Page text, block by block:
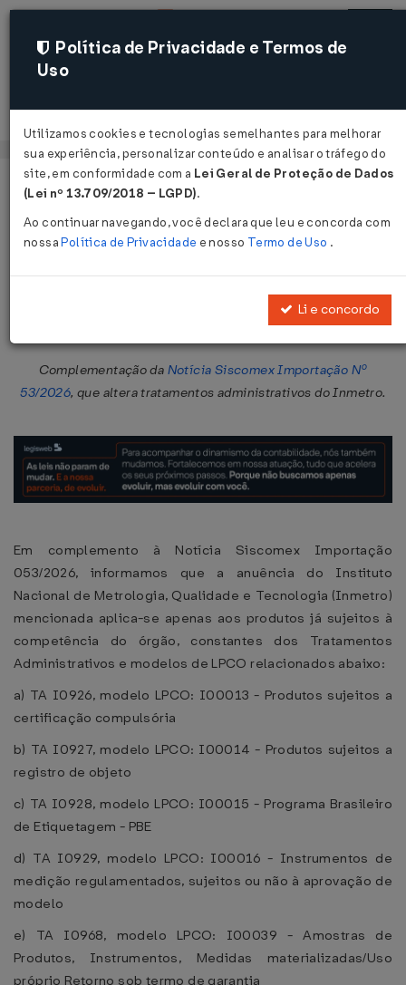
Acessar
Página Inicial Legislações
Notícia Siscomex Importação Nº 55
Complementação da Notícia Siscomex Importação Nº
53/2026, que altera tratamentos administrativos do Inmetro.
Em complemento à Notícia Siscomex Importação
053/2026, informamos que a anuência do Instituto
Nacional de Metrologia, Qualidade e Tecnologia (Inmetro)
mencionada aplica-se apenas aos produtos já sujeitos à
competência do órgão, constantes dos Tratamentos
Administrativos e modelos de LPCO relacionados abaixo:
a) TA I0926, modelo LPCO: I00013 - Produtos sujeitos a
certificação compulsória
b) TA I0927, modelo LPCO: I00014 - Produtos sujeitos a
registro de objeto
c) TA I0928, modelo LPCO: I00015 - Programa Brasileiro
de Etiquetagem - PBE
d) TA I0929, modelo LPCO: I00016 - Instrumentos de
medição regulamentados, sujeitos ou não à aprovação de
modelo
e) TA I0968, modelo LPCO: I00039 - Amostras de
Produtos, Instrumentos, Medidas materializadas/Uso
próprio Retorno sob termo de garantia
Política de Privacidade e Termos de
Uso
Utilizamos cookies e tecnologias semelhantes para melhorar
sua experiência, personalizar conteúdo e analisar o tráfego do
site, em conformidade com a Lei Geral de Proteção de Dados
(Lei nº 13.709/2018 – LGPD).
Ao continuar navegando, você declara que leu e concorda com
nossaPolítica de Privacidade e nosso Termo de Uso .
Li e concordo